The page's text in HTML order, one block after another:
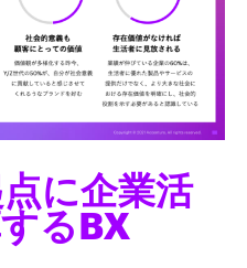
に企業活
るBX